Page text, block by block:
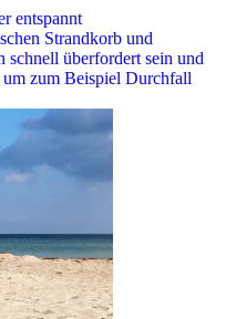
entspannt
Strandkorb und
schnell überfordert sein und
zum Beispiel Durchfall